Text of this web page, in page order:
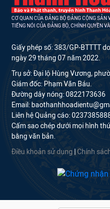
CƠ QUAN CỦA ĐẢNG BỘ ĐẢNG CỘNG
TIẾNG NÓI CỦA ĐẢNG BỘ, CHÍNH QUYỀN
Giấy phép số: 383/GP-BTTTT
ngày 29 tháng 07 năm 2022.
Trụ sở: Đại lộ Hùng Vương,
Giám đốc: Phạm Văn Báu.
Đường dây nóng: 0822173636
Email:
Liên hệ Quảng cáo:
Cấm sao chép dưới mọi hình
bằng văn bản.
Điều khoản sử dụng Chính